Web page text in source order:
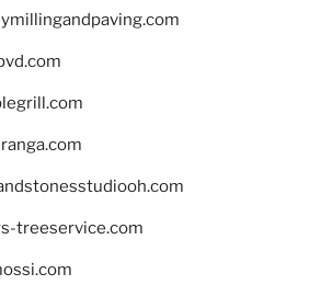
treeservice.com